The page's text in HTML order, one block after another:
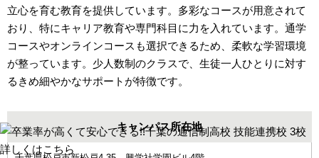
立心を育む教育を提供しています。多彩なコースが用意されて
おり、特にキャリア教育や専門科目に力を入れています。通学
コースやオンラインコースも選択できるため、柔軟な学習環境
が整っています。少人数制のクラスで、生徒一人ひとりに対す
るきめ細やかなサポートが特徴です。
キャンパス所在地